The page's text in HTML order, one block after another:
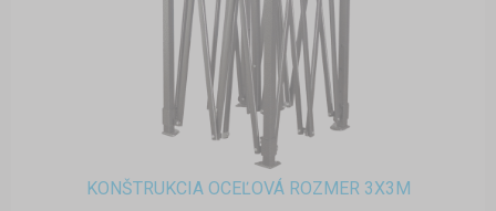
KONŠTRUKCIA OCEĽOVÁ ROZMER 3X3M